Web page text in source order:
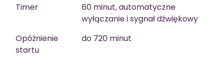
Timer
60 minut, automatyczne
wyłączanie i sygnał dźwiękowy
Opóźnienie
startu
do 720 minut